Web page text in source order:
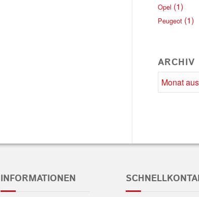
Opel (1)
Peugeot(1)
ARCHIV
INFORMATIONEN